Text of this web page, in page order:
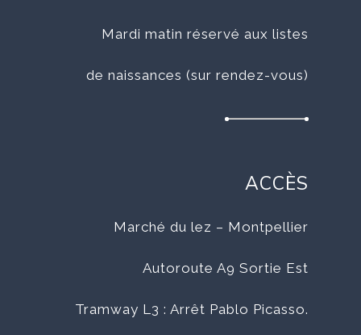
Mardi matin réservé aux listes
de naissances (sur rendez-vous)
ACCÈS
Marché du lez – Montpellier
Autoroute A9 Sortie Est
Tramway L3 : Arrêt Pablo Picasso.